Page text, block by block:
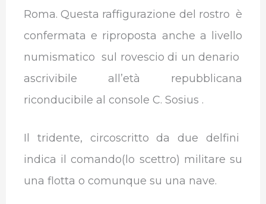
Roma. Questa raffigurazione del rostro è
confermata e riproposta anche a livello
numismatico sul rovescio di un denario
ascrivibile all’età repubblicana
riconducibile al console C. Sosius .
Il tridente, circoscritto da due delfini
indica il comando(lo scettro) militare su
una flotta o comunque su una nave.